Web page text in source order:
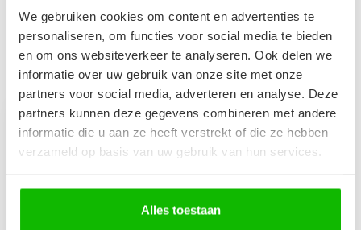
We gebruiken cookies om content en advertenties te
personaliseren, om functies voor social media te bieden
en om ons websiteverkeer te analyseren. Ook delen we
informatie over uw gebruik van onze site met onze
partners voor social media, adverteren en analyse. Deze
partners kunnen deze gegevens combineren met andere
informatie die u aan ze heeft verstrekt of die ze hebben
verzameld op basis van uw gebruik van hun services.
Alles toestaan
Recent bekeken